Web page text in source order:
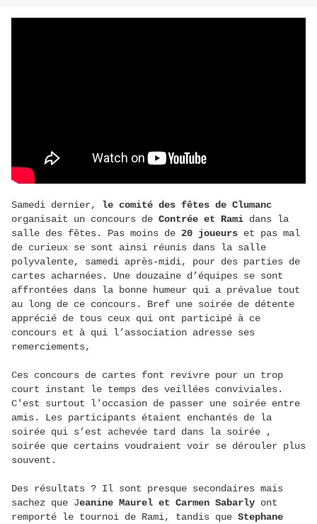
Samedi dernier, le comité des fêtes de Clumanc
organisait un concours de Contrée et Rami dans la
salle des fêtes. Pas moins de 20 joueurs et pas mal
de curieux se sont ainsi réunis dans la salle
polyvalente, samedi après-midi, pour des parties de
cartes acharnées. Une douzaine d’équipes se sont
affrontées dans la bonne humeur qui a prévalue tout
au long de ce concours. Bref une soirée de détente
apprécié de tous ceux qui ont participé à ce
concours et à qui l’association adresse ses
remerciements,
Ces concours de cartes font revivre pour un trop
court instant le temps des veillées conviviales.
C'est surtout l'occasion de passer une soirée entre
amis. Les participants étaient enchantés de la
soirée qui s’est achevée tard dans la soirée ,
soirée que certains voudraient voir se dérouler plus
souvent.
Des résultats ? Il sont presque secondaires mais
sachez que Jeanine Maurel et Carmen Sabarly ont
remporté le tournoi de Rami, tandis que Stephane